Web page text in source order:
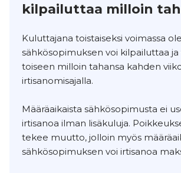
kilpailuttaa milloin
Kuluttajana toistaiseksi voimassa
sähkösopimuksen voi kilpailuttaa ja
toiseen milloin tahansa kahden
irtisanomisajalla.
Määräaikaista sähkösopimusta ei
irtisanoa ilman lisäkuluja.
tekee muutto, jolloin myös
sähkösopimuksen voi irtisanoa